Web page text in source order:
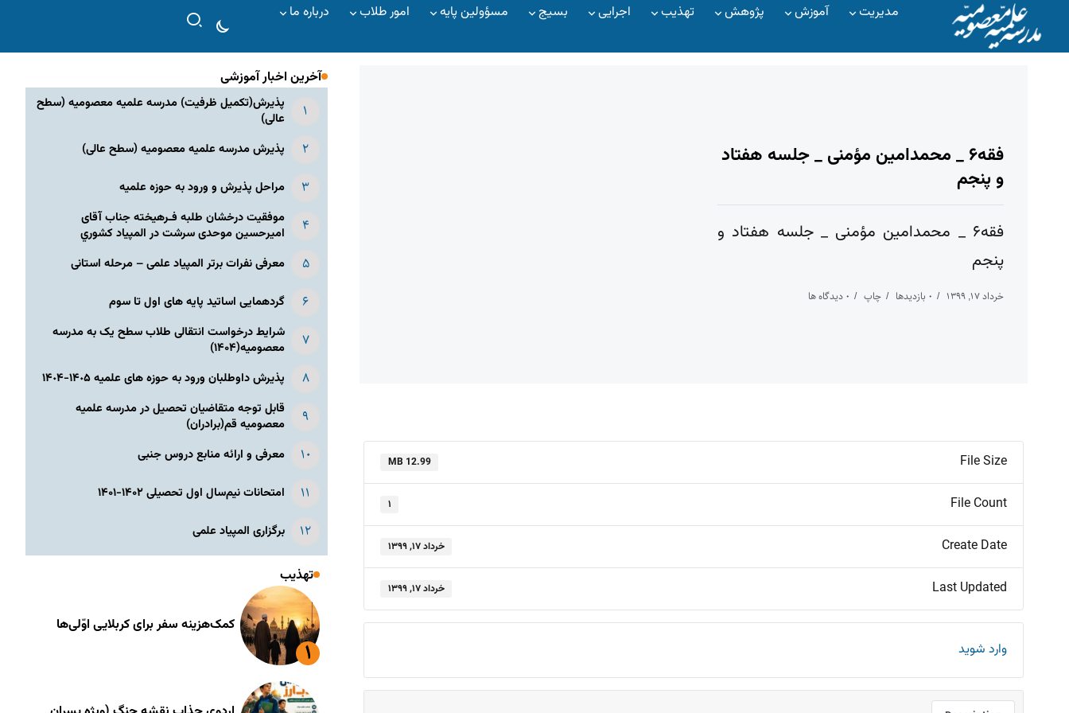
مدیریت آموزش پژوهش تهذیب اجرایی بسیج مسؤولین پایه امور طلاب درباره ما
فقه۶ _ محمدامین مؤمنی _ جلسه هفتاد
و پنجم
فقه۶ _ محمدامین مؤمنی _ جلسه هفتاد و
پنجم
خرداد ۱۷, ۱۳۹۹ ۰ بازدیدها چاپ ۰ دیدگاه ها
File Size
12.99 MB
File Count ۱
Create Date خرداد ۱۷, ۱۳۹۹
Last Updated خرداد ۱۷, ۱۳۹۹
وارد شوید
آخرین اخبار آموزشی
پذیرش(تکمیل ظرفیت) مدرسه علمیه معصومیه‌ (سطح
عالی)
پذیرش مدرسه علمیه معصومیه‌ (سطح عالی)
مراحل پذیرش و ورود به حوزه علمیه
موفقیت درخشان طلبه فـرهیخته جناب آقای
امیرحسین موحدی سرشت در المپياد كشوري
معرفی نفرات برتر المپیاد علمی – مرحله استانی
گردهمایی اساتید پایه های اول تا سوم
شرایط درخواست انتقالی طلاب سطح یک به مدرسه
معصومیه(۱۴۰۴)
پذیرش داوطلبان ورود به حوزه های علمیه ١۴٠۵-١۴٠۴
قابل توجه متقاضیان تحصیل در مدرسه علمیه
معصومیه قم(برادران)
معرفی و ارائه منابع دروس جنبی
امتحانات نیم‌سال اول تحصیلی ۱۴۰۲-۱۴۰۱
برگزاری المپیاد علمی
تهذیب
کمک‌هزینه سفر برای کربلایی اوّلی‌ها